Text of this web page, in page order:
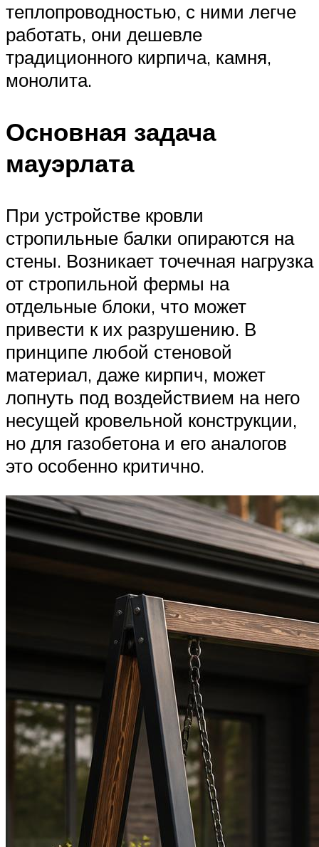
теплопроводностью, с ними легче
работать, они дешевле
традиционного кирпича, камня,
монолита.
Основная задача
мауэрлата
При устройстве кровли
стропильные балки опираются на
стены. Возникает точечная нагрузка
от стропильной фермы на
отдельные блоки, что может
привести к их разрушению. В
принципе любой стеновой
материал, даже кирпич, может
лопнуть под воздействием на него
несущей кровельной конструкции,
но для газобетона и его аналогов
это особенно критично.